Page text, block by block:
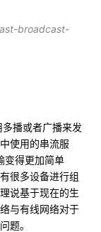
broadcast-
播或者广播来发
使用的串流服
变得更加简单
很多设备进行组
说基于现在的生
与有线网络对于
题。